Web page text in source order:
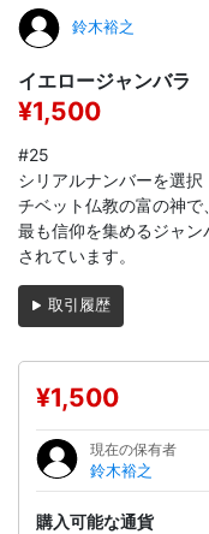
鈴木裕之
イエロージャンバラ
¥1,500
#25
シリアルナンバーを選択
チベット仏教の富の神で
最も信仰を集めるジャ
されています。
取引履歴
¥1,500
現在の保有者
鈴木裕之
購入可能な通貨